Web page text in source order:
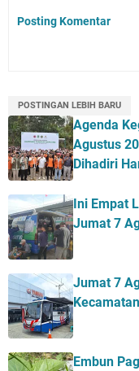
Posting Komentar
POSTINGAN LEBIH BARU
Agenda
Agustus
Dihadiri
Ini Empat
Jumat 7
Jumat 7
Embun